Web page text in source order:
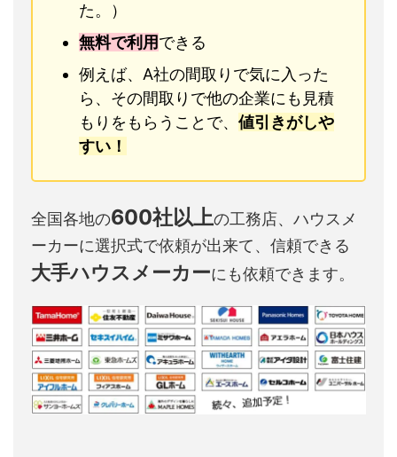
た。）
無料で利用できる
例えば、A社の間取りで気に入った
ら、その間取りで他の企業にも見積
もりをもらうことで、 値引きがしや
すい！
全国各地の600社以上の工務店、ハウスメ
ーカーに選択式で依頼が出来て、信頼できる
大手ハウスメーカーにも依頼できます。